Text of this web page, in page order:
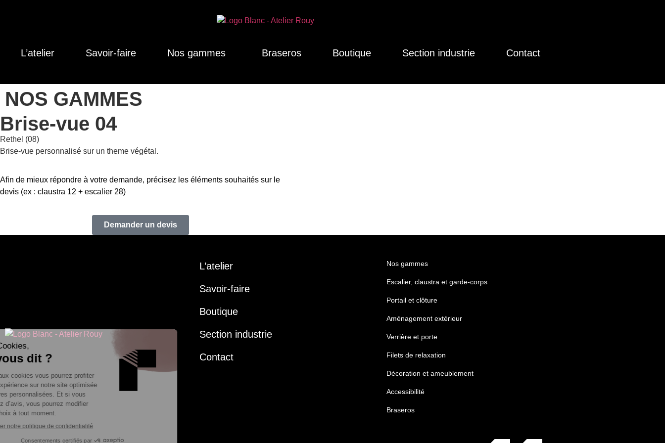
L’atelier Savoir-faire Nos gammes Braseros Boutique Section industrie Contact
NOS GAMMES
Brise-vue 04
Rethel (08)
Brise-vue personnalisé sur un theme végétal.
Afin de mieux répondre à votre demande, précisez les éléments souhaités sur le
devis (ex : claustra 12 + escalier 28)
Demander un devis
L’atelier
Savoir-faire
Boutique
Section industrie
Contact
Nos gammes
Escalier, claustra et garde-corps
Portail et clôture
Aménagement extérieur
Verrière et porte
Filets de relaxation
Décoration et ameublement
Accessibilité
Braseros